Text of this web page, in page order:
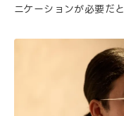
ニケーションが必要だ